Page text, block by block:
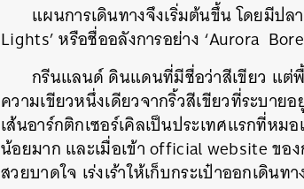
แผนการเดินทางจึงเริ่มต้นขึ้น โดยมีปล
Lights’ หรือชื่ออลังการอย่าง ‘Aurora
กรีนแลนด์ ดินแดนที่มีชื่อว่าสีเขียว แ
ความเขียวหนึ่งเดียวจากริ้วสีเขียวที่ระบา
เส้นอาร์กติกเซอร์เคิลเป็นประเทศแรกที่ห
น้อยมาก และเมื่อเข้า official website ข
สวยบาดใจ เร่งเร้าให้เก็บกระเป๋าออกเดินทา